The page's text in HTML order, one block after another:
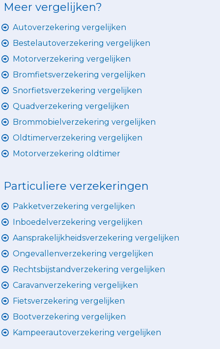
Meer vergelijken?
Autoverzekering vergelijken
Bestelautoverzekering vergelijken
Motorverzekering vergelijken
Bromfietsverzekering vergelijken
Snorfietsverzekering vergelijken
Quadverzekering vergelijken
Brommobielverzekering vergelijken
Oldtimerverzekering vergelijken
Motorverzekering oldtimer
Particuliere verzekeringen
Pakketverzekering vergelijken
Inboedelverzekering vergelijken
Aansprakelijkheidsverzekering vergelijken
Ongevallenverzekering vergelijken
Rechtsbijstandverzekering vergelijken
Caravanverzekering vergelijken
Fietsverzekering vergelijken
Bootverzekering vergelijken
Kampeerautoverzekering vergelijken